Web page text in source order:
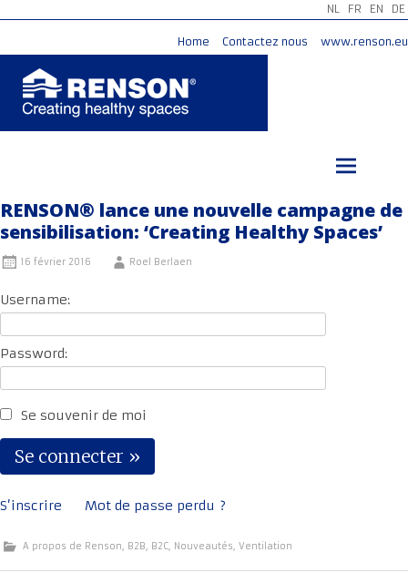
NL FR EN DE
Home Contactez nous www.renson.eu
RENSON® lance une nouvelle campagne de
sensibilisation: ‘Creating Healthy Spaces’
16 février 2016 Roel Berlaen
Username:
Password:
Se souvenir de moi
S’inscrire Mot de passe perdu ?
A propos de Renson, B2B, B2C, Nouveautés, Ventilation